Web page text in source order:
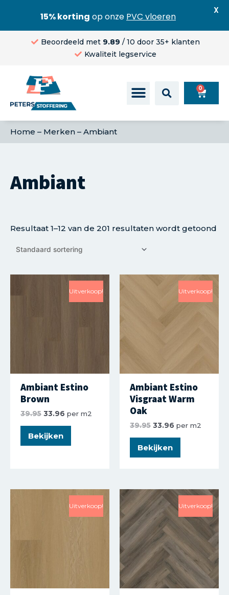
Beoordeeld met 9.89 / 10 door 35+ klanten
Kwaliteit legservice
0
Home – Merken – Ambiant
Ambiant
Resultaat 1–12 van de 201 resultaten wordt getoond
Uitverkoop!
Ambiant Estino
Brown
39.95 33.96 per m2
Bekijken
Uitverkoop!
Ambiant Estino
Visgraat Warm
Oak
39.95 33.96 per m2
Bekijken
Uitverkoop! Uitverkoop!
15% korting op onze PVC vloeren
X